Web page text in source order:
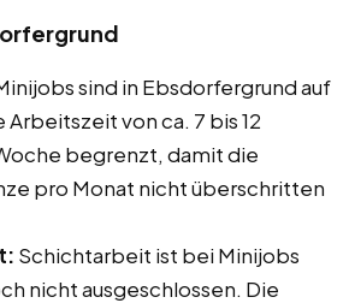
sind in Ebsdorfergrund auf
Arbeitszeit von ca. 7 bis 12
begrenzt, damit die
pro Monat nicht überschritten
Schichtarbeit ist bei Minijobs
nicht ausgeschlossen. Die